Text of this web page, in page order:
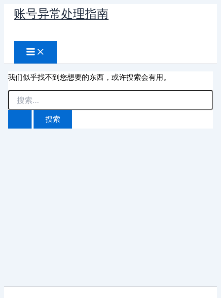
账号异常处理指南
索
我们似乎找不到您想要的东西，或许搜索会有用。
搜
索：